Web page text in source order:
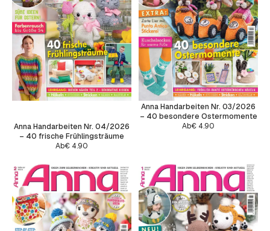
Anna Handarbeiten Nr. 04/2026
– 40 frische Frühlingsträume
Ab€ 4.90
Anna Handarbeiten Nr. 03/2026
– 40 besondere Ostermomente
Ab€ 4.90